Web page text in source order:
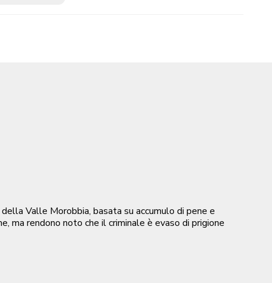
Valle Morobbia, basata su accumulo di pene e
ma rendono noto che il criminale è evaso di prigione